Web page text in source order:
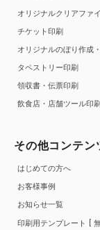
オリジナルクリアファ
チケット印刷
オリジナルのぼり作成
タペストリー印刷
領収書・伝票印刷
飲食店・店舗ツール印刷
その他コンテン
はじめての方へ
お客様事例
お知らせ一覧
印刷用テンプレート